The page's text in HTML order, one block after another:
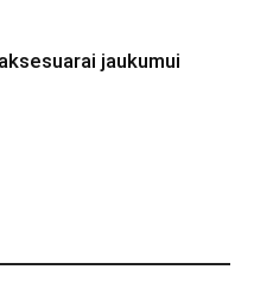
jaukumui